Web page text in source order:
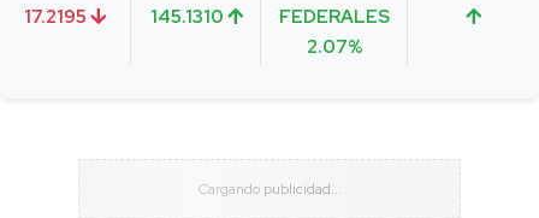
17.2195
145.1310
FEDERALES
2.07%